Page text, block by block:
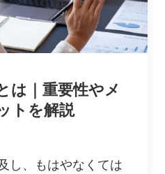
は｜重要性やメ
トを解説
し、もはやなくては